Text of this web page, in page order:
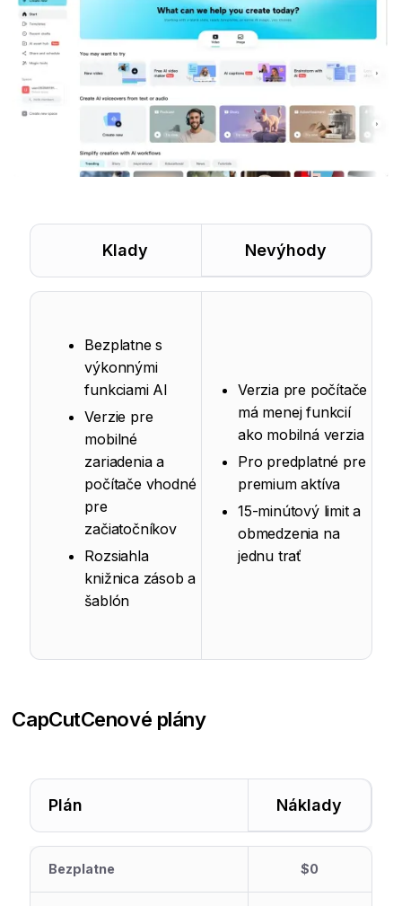
Klady Nevýhody
Bezplatne s
výkonnými
funkciami AI
Verzie pre
mobilné
zariadenia a
počítače vhodné
pre
začiatočníkov
Rozsiahla
knižnica zásob a
šablón
Verzia pre počítače
má menej funkcií
ako mobilná verzia
Pro predplatné pre
premium aktíva
15-minútový limit a
obmedzenia na
jednu trať
CapCutCenové plány
Plán Náklady
Bezplatne $0